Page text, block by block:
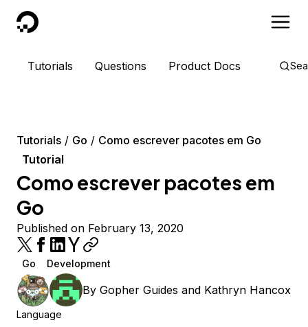
DigitalOcean
Tutorials Questions Product Docs
Tutorials Go
Como escrever pacotes em Go
Tutorial
Como escrever pacotes em
Go
Published on February 13, 2020
Go Development
By Gopher Guides and Kathryn Hancox
Language